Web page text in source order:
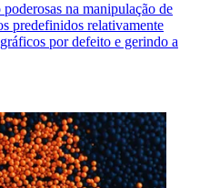
na manipulação de
predefinidos relativamente
por defeito e gerindo a